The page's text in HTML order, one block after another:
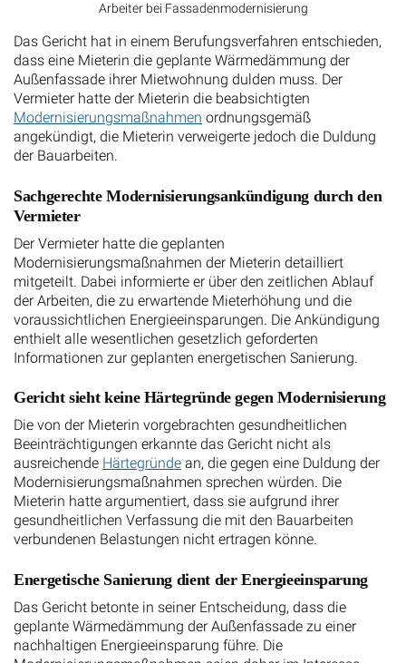
Arbeiter bei Fassadenmodernisierung
Das Gericht hat in einem Berufungsverfahren entschieden,
dass eine Mieterin die geplante Wärmedämmung der
Außenfassade ihrer Mietwohnung dulden muss. Der
Vermieter hatte der Mieterin die beabsichtigten
Modernisierungsmaßnahmen ordnungsgemäß
angekündigt, die Mieterin verweigerte jedoch die Duldung
der Bauarbeiten.
Sachgerechte Modernisierungsankündigung durch den
Vermieter
Der Vermieter hatte die geplanten
Modernisierungsmaßnahmen der Mieterin detailliert
mitgeteilt. Dabei informierte er über den zeitlichen Ablauf
der Arbeiten, die zu erwartende Mieterhöhung und die
voraussichtlichen Energieeinsparungen. Die Ankündigung
enthielt alle wesentlichen gesetzlich geforderten
Informationen zur geplanten energetischen Sanierung.
Gericht sieht keine Härtegründe gegen Modernisierung
Die von der Mieterin vorgebrachten gesundheitlichen
Beeinträchtigungen erkannte das Gericht nicht als
ausreichende Härtegründe an, die gegen eine Duldung der
Modernisierungsmaßnahmen sprechen würden. Die
Mieterin hatte argumentiert, dass sie aufgrund ihrer
gesundheitlichen Verfassung die mit den Bauarbeiten
verbundenen Belastungen nicht ertragen könne.
Energetische Sanierung dient der Energieeinsparung
Das Gericht betonte in seiner Entscheidung, dass die
geplante Wärmedämmung der Außenfassade zu einer
nachhaltigen Energieeinsparung führe. Die